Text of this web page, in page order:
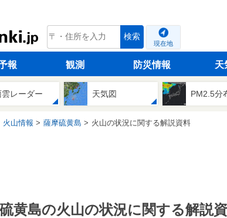
tenki.jp 検索
現在地
報 観測 防災情報 天
雲レーダー 天気図 PM2.5分
火山情報 薩摩硫黄島 火山の状況に関する解説資料
黄島の火山の状況に関する解説